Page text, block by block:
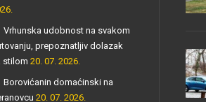
Vrhunska udobnost na svakom
prepoznatljiv dolazak
stilom 20. 07. 2026.
Borovićanin domaćinski na
20. 07. 2026.